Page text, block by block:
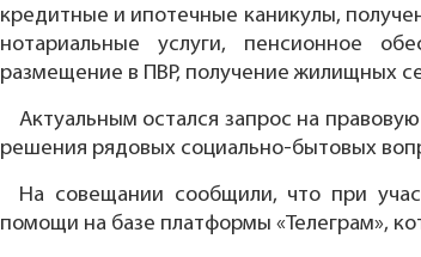
кредитные и ипотечные каникулы,
нотариальные услуги, пенсионное
размещение в ПВР, получение жилищных
Актуальным остался запрос на
решения рядовых социально-бытовых
На совещании сообщили, что при
помощи на базе платформы «Телеграм»,